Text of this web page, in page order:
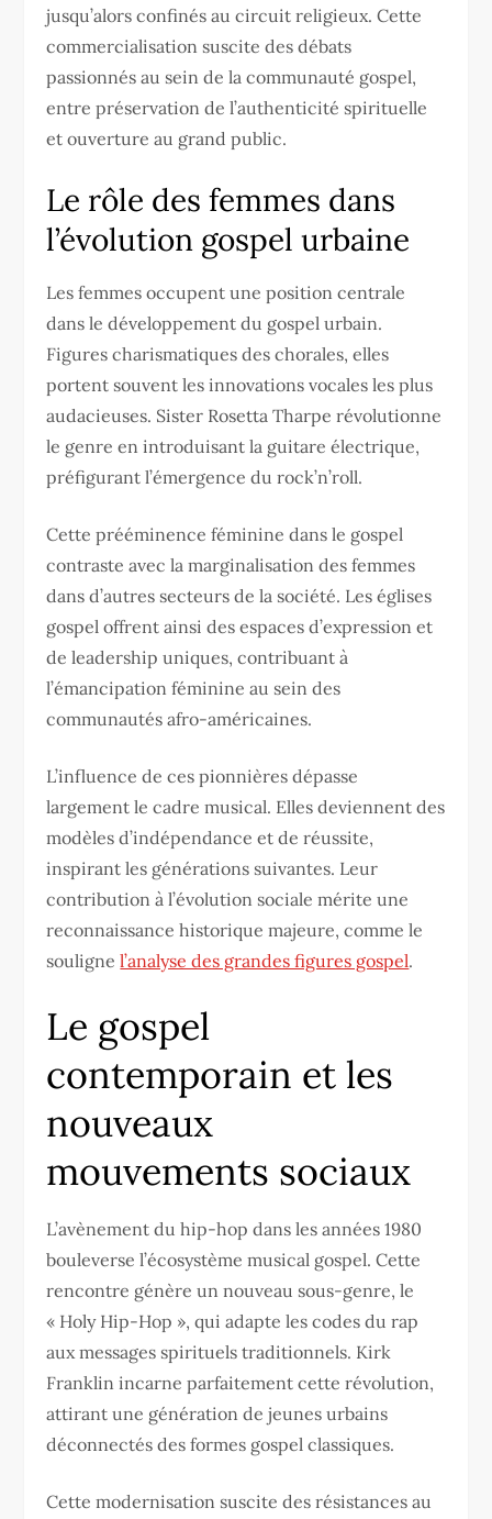
jusqu’alors confinés au circuit religieux. Cette
commercialisation suscite des débats
passionnés au sein de la communauté gospel,
entre préservation de l’authenticité spirituelle
et ouverture au grand public.
Le rôle des femmes dans
l’évolution gospel urbaine
Les femmes occupent une position centrale
dans le développement du gospel urbain.
Figures charismatiques des chorales, elles
portent souvent les innovations vocales les plus
audacieuses. Sister Rosetta Tharpe révolutionne
le genre en introduisant la guitare électrique,
préfigurant l’émergence du rock’n’roll.
Cette prééminence féminine dans le gospel
contraste avec la marginalisation des femmes
dans d’autres secteurs de la société. Les églises
gospel offrent ainsi des espaces d’expression et
de leadership uniques, contribuant à
l’émancipation féminine au sein des
communautés afro-américaines.
L’influence de ces pionnières dépasse
largement le cadre musical. Elles deviennent des
modèles d’indépendance et de réussite,
inspirant les générations suivantes. Leur
contribution à l’évolution sociale mérite une
reconnaissance historique majeure, comme le
soulignel’analyse des grandes figures gospel.
Le gospel
contemporain et les
nouveaux
mouvements sociaux
L’avènement du hip-hop dans les années 1980
bouleverse l’écosystème musical gospel. Cette
rencontre génère un nouveau sous-genre, le
« Holy Hip-Hop », qui adapte les codes du rap
aux messages spirituels traditionnels. Kirk
Franklin incarne parfaitement cette révolution,
attirant une génération de jeunes urbains
déconnectés des formes gospel classiques.
Cette modernisation suscite des résistances au